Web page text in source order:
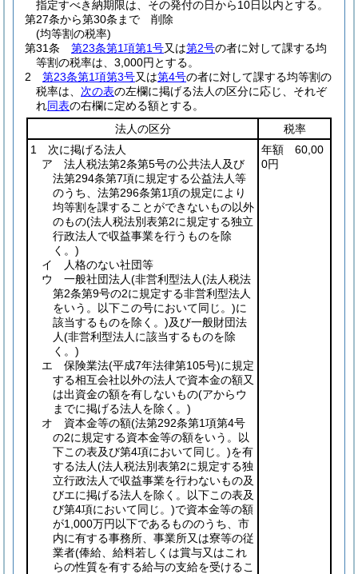
指定すべき納期限は、その発付の日から10日以内とする。
第27条から第30条まで
削除
(均等割の税率)
第31条
第23条第1項第1号又は第2号の者に対して課する均
等割の税率は、3,000円とする。
2
第23条第1項第3号又は第4号の者に対して課する均等割の
税率は、 次の表の左欄に掲げる法人の区分に応じ、それぞ
れ同表の右欄に定める額とする。
法人の区分
税率
1 次に掲げる法人
ア 法人税法第2条第5号の公共法人及び
法第294条第7項に規定する公益法人等
のうち、法第296条第1項の規定により
均等割を課することができないもの以外
のもの(法人税法別表第2に規定する独立
行政法人で収益事業を行うものを除
く。)
イ 人格のない社団等
ウ 一般社団法人(非営利型法人(法人税法
第2条第9号の2に規定する非営利型法人
をいう。以下この号において同じ。)に
該当するものを除く。)及び一般財団法
人(非営利型法人に該当するものを除
く。)
エ 保険業法(平成7年法律第105号)に規定
する相互会社以外の法人で資本金の額又
は出資金の額を有しないもの(アからウ
までに掲げる法人を除く。)
オ 資本金等の額(法第292条第1項第4号
の2に規定する資本金等の額をいう。以
下この表及び第4項において同じ。)を有
する法人(法人税法別表第2に規定する独
立行政法人で収益事業を行わないもの及
びエに掲げる法人を除く。以下この表及
び第4項において同じ。)で資本金等の額
が1,000万円以下であるもののうち、市
内に有する事務所、事業所又は寮等の従
業者(俸給、給料若しくは賞与又はこれ
らの性質を有する給与の支給を受けるこ
年額 60,00
0円